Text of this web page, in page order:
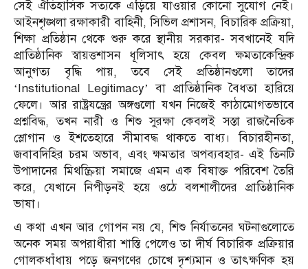
সেই ঐতিহাসিক সত্যকে এড়িয়ে যাওয়ার কোনো সুযোগ নেই।
আইনশৃঙ্খলা রক্ষাকারী বাহিনী, সিভিল প্রশাসন, বিচারিক প্রক্রিয়া,
শিক্ষা প্রতিষ্ঠান থেকে শুরু করে স্থানীয় সরকার- সবখানেই যদি
প্রাতিষ্ঠানিক স্বায়ত্তশাসন ধূলিসাৎ হয়ে কেবল ক্ষমতাকেন্দ্রিক
আনুগত্য বৃদ্ধি পায়, তবে সেই প্রতিষ্ঠানগুলো তাদের
‘Institutional Legitimacy’ বা প্রাতিষ্ঠানিক বৈধতা হারিয়ে
ফেলে। আর রাষ্ট্রযন্ত্রের অঙ্গগুলো যখন নিজেই কাঠামোগতভাবে
প্রশ্নবিদ্ধ, তখন নারী ও শিশু সুরক্ষা কেবলই সস্তা রাজনৈতিক
স্লোগান ও ইশতেহারে সীমাবদ্ধ থাকতে বাধ্য। বিচারহীনতা,
জবাবদিহির চরম অভাব, এবং ক্ষমতার অপব্যবহার- এই তিনটি
উপাদানের মিথস্ক্রিয়া সমাজে এমন এক বিষাক্ত পরিবেশ তৈরি
করে, যেখানে নিপীড়নই হয়ে ওঠে বলশালীদের প্রাতিষ্ঠানিক
ভাষা।
এ কথা এখন আর গোপন নয় যে, শিশু নির্যাতনের ঘটনাগুলোতে
অনেক সময় অপরাধীরা শাস্তি পেলেও তা দীর্ঘ বিচারিক প্রক্রিয়ার
গোলকধাঁধায় পড়ে জনগণের চোখে দৃশ্যমান ও তাৎক্ষণিক হয়